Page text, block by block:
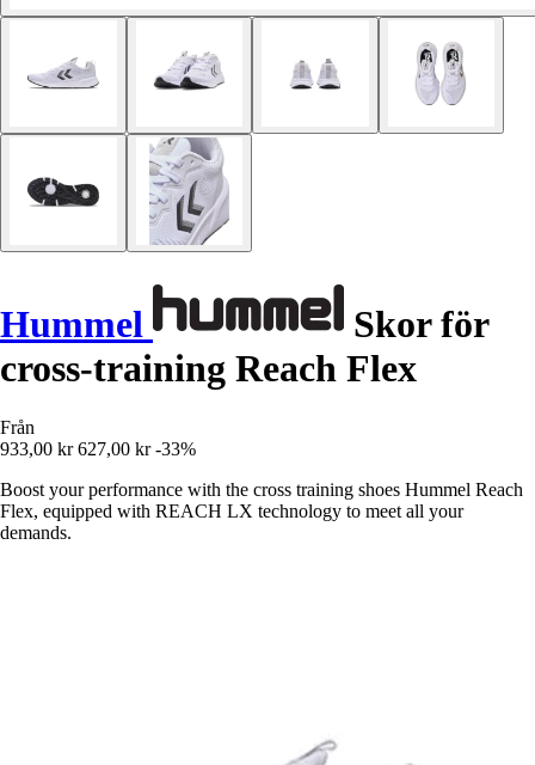
Hummel
Skor för
cross-training Reach Flex
Från
933,00 kr 627,00 kr -33%
Boost your performance with the cross training shoes Hummel Reach
Flex, equipped with REACH LX technology to meet all your
demands.